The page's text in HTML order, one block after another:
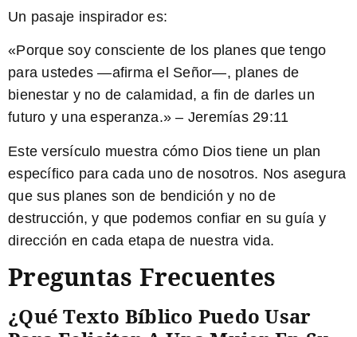
Un pasaje inspirador es:
«Porque soy consciente de los planes que tengo
para ustedes —afirma el Señor—, planes de
bienestar y no de calamidad, a fin de darles un
futuro y una esperanza.» – Jeremías 29:11
Este versículo muestra cómo Dios tiene un plan
específico para cada uno de nosotros. Nos asegura
que sus planes son de bendición y no de
destrucción, y que podemos confiar en su guía y
dirección en cada etapa de nuestra vida.
Preguntas Frecuentes
¿Qué Texto Bíblico Puedo Usar